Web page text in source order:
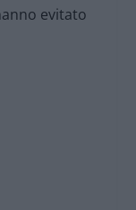
evitato